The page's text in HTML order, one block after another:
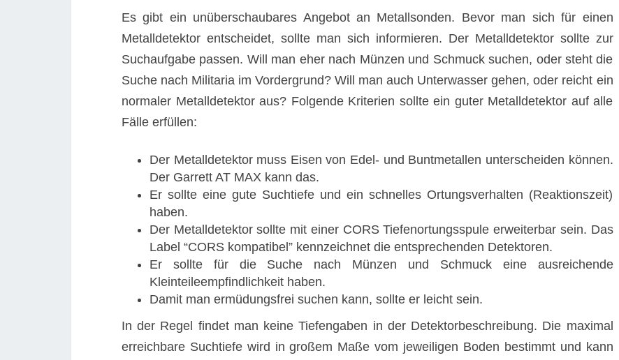
Es gibt ein unüberschaubares Angebot an Metallsonden. Bevor man sich für einen
Metalldetektor entscheidet, sollte man sich informieren. Der Metalldetektor sollte zur
Suchaufgabe passen. Will man eher nach Münzen und Schmuck suchen, oder steht die
Suche nach Militaria im Vordergrund? Will man auch Unterwasser gehen, oder reicht ein
normaler Metalldetektor aus? Folgende Kriterien sollte ein guter Metalldetektor auf alle
Fälle erfüllen:
Der Metalldetektor muss Eisen von Edel- und Buntmetallen unterscheiden können.
Der Garrett AT MAX kann das.
Er sollte eine gute Suchtiefe und ein schnelles Ortungsverhalten (Reaktionszeit)
haben.
Der Metalldetektor sollte mit einer CORS Tiefenortungsspule erweiterbar sein. Das
Label “CORS kompatibel” kennzeichnet die entsprechenden Detektoren.
Er sollte für die Suche nach Münzen und Schmuck eine ausreichende
Kleinteileempfindlichkeit haben.
Damit man ermüdungsfrei suchen kann, sollte er leicht sein.
In der Regel findet man keine Tiefengaben in der Detektorbeschreibung. Die maximal
erreichbare Suchtiefe wird in großem Maße vom jeweiligen Boden bestimmt und kann